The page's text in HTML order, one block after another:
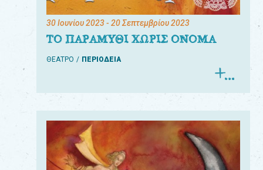
30 Ιουνίου 2023- 20 Σεπτεμβρίου 2023
ΤΟ ΠΑΡΑΜΥΘΙ ΧΩΡΙΣ ΟΝΟΜΑ
ΘΕΑΤΡΟ ΠΕΡΙΟΔΕΙΑ